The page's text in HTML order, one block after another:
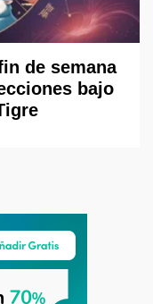
de semana
bajo